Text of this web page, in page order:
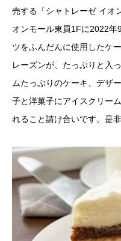
売する「シャトレーゼ イオ
オンモール東員1Fに2022年
ツをふんだんに使用したケ
レーズンが、たっぷりと入
ムたっぷりのケーキ、デザ
子と洋菓子にアイスクリー
れること請け合いです。是